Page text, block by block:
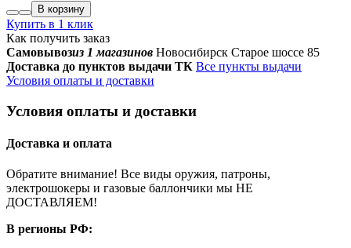
В корзину
Купить в 1 клик
Как получить заказ
Самовывозиз 1 магазинов Новосибирск Старое шоссе 85
Доставка до пунктов выдачи ТК Все пункты выдачи
Условия оплаты и доставки
Условия оплаты и доставки
Доставка и оплата
Обратите внимание! Все виды оружия, патроны,
электрошокеры и газовые баллончики мы НЕ
ДОСТАВЛЯЕМ!
В регионы РФ: